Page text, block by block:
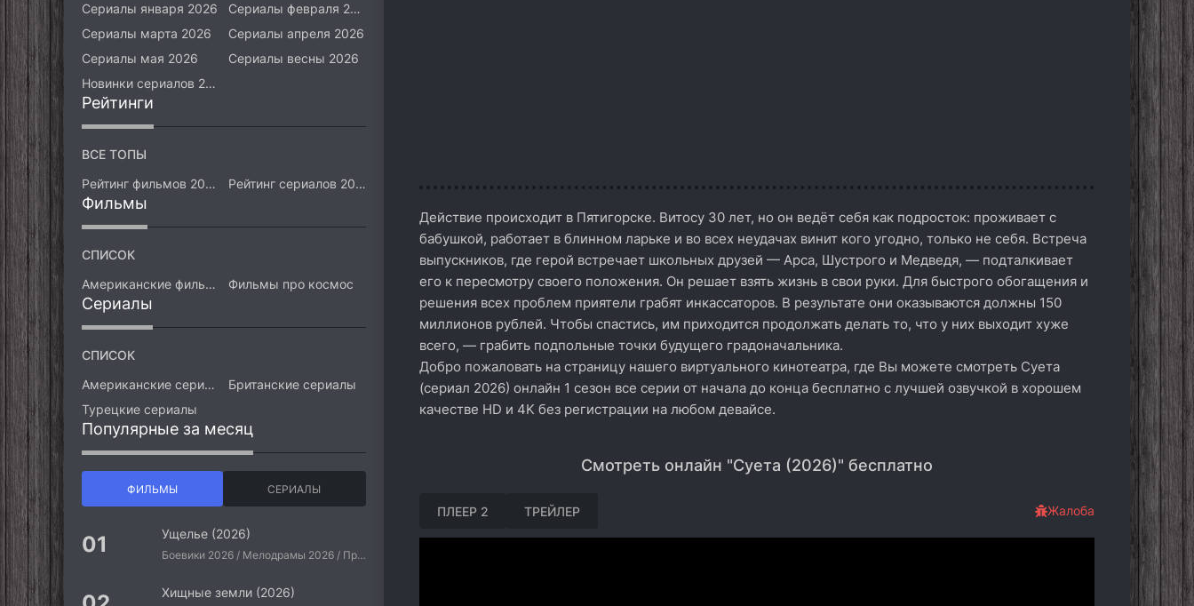
Действие происходит в Пятигорске. Витосу 30 лет, но он ведёт себя как подросток: проживает с
бабушкой, работает в блинном ларьке и во всех неудачах винит кого угодно, только не себя. Встреча
выпускников, где герой встречает школьных друзей — Арса, Шустрого и Медведя, — подталкивает
его к пересмотру своего положения. Он решает взять жизнь в свои руки. Для быстрого обогащения и
решения всех проблем приятели грабят инкассаторов. В результате они оказываются должны 150
миллионов рублей. Чтобы спастись, им приходится продолжать делать то, что у них выходит хуже
всего, — грабить подпольные точки будущего градоначальника.
Добро пожаловать на страницу нашего виртуального кинотеатра, где Вы можете смотреть Суета
(сериал 2026) онлайн 1 сезон все серии от начала до конца бесплатно с лучшей озвучкой в хорошем
качестве HD и 4K без регистрации на любом девайсе.
Смотреть онлайн "Суета (2026)" бесплатно
ПЛЕЕР 2 ТРЕЙЛЕР Жалоба
Сериалы января 2026
Сериалы февраля 2026
Сериалы марта 2026
Сериалы апреля 2026
Сериалы мая 2026
Сериалы весны 2026
Новинки сериалов 2026
Рейтинги
ВСЕ ТОПЫ
Рейтинг фильмов 2026
Рейтинг сериалов 2026
Фильмы
СПИСОК
Американские фильмы
Фильмы про космос
Сериалы
СПИСОК
Американские сериалы
Британские сериалы
Турецкие сериалы
Популярные за месяц
ФИЛЬМЫ СЕРИАЛЫ
Ущелье (2026)
Боевики 2026 / Мелодрамы 2026 / Приключения 2026 / Ужасы 2026 / Фантастические 2026 / Зарубежные фильмы 2026 / Американские фильмы / Фильмы 2026
Хищные земли (2026)